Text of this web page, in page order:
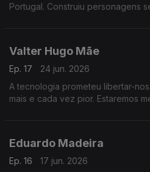
Portugal. Construiu personagens
Valter Hugo Mãe
Ep. 17
24 jun. 2026
A tecnologia prometeu libertar-
mais e cada vez pior. Estaremos
Eduardo Madeira
Ep. 16
17 jun. 2026